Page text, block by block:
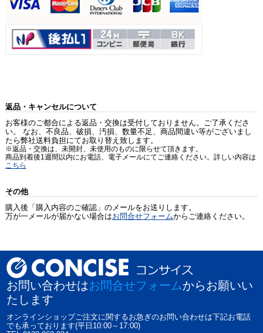
返品・キャンセルについて
お客様のご都合による返品・交換は受付しておりません。ご了承くださ
い。 なお、不良品、破損、汚損、数量不足、商品間違い等がございまし
たら弊社送料負担にてお取り替え致します。
※返品・交換は、未開封、未使用のものに限らせて頂きます。
商品到着後1週間以内にお電話、電子メールにてご連絡ください。詳しい内容は
こちら
その他
購入後「購入内容のご確認」のメールをお送りします。
万が一メールが届かない場合はお問合せフォームからご連絡ください。
お問い合わせはお問合せフォームからお願いい
たします
オンラインショップご注文に関するお急ぎのお問い合わせは下記お電話
でも承っております(平日10:00～17:00)